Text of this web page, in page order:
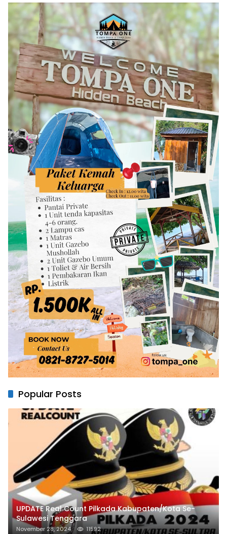
Popular Posts
UPDATE Real Count Pilkada Kabupaten/Kota Se-
Sulawesi Tenggara
November 28, 2024 11592